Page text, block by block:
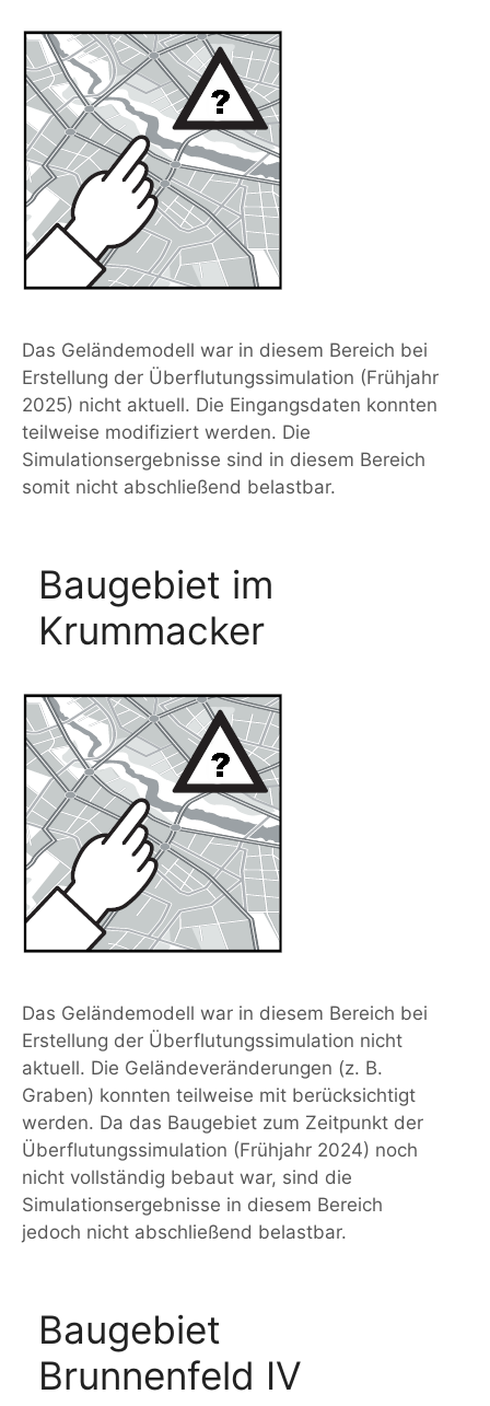
Das Geländemodell war in diesem Bereich bei
Erstellung der Überflutungssimulation (Frühjahr
2025) nicht aktuell. Die Eingangsdaten konnten
teilweise modifiziert werden. Die
Simulationsergebnisse sind in diesem Bereich
somit nicht abschließend belastbar.
Baugebiet im
Krummacker
Das Geländemodell war in diesem Bereich bei
Erstellung der Überflutungssimulation nicht
aktuell. Die Geländeveränderungen (z. B.
Graben) konnten teilweise mit berücksichtigt
werden. Da das Baugebiet zum Zeitpunkt der
Überflutungssimulation (Frühjahr 2024) noch
nicht vollständig bebaut war, sind die
Simulationsergebnisse in diesem Bereich
jedoch nicht abschließend belastbar.
Baugebiet
Brunnenfeld IV